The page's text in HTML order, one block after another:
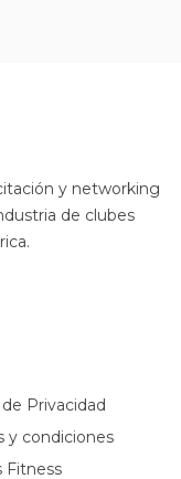
y networking
de clubes
Privacidad
y condiciones
Fitness